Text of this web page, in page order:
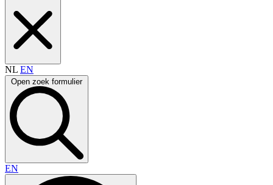
NL EN
Open zoek formulier
EN